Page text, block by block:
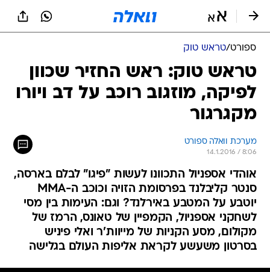
ספורט/טראש טוק
טראש טוק: ראש החזיר שכוון
לפיקה, מוזגוב רוכב על דב ויורו
מקגרגור
מערכת וואלה ספורט
14.1.2016 / 8:06
אוהדי אספניול התכוונו לעשות "פיגו" לבלם בארסה,
סנטר קליבלנד בפרסומת הזויה וכוכב ה-MMA
יוטבע על המטבע באירלנד? וגם: העימות בין מסי
לשחקני אספניול, הקמפיין של טאונס, הרמז של
מקולום, מסע הקניות של מייוות'ר ואלי פיניש
בסרטון משעשע לקראת אליפות העולם בגלישה